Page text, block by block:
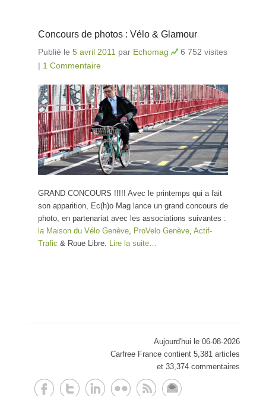
Concours de photos : Vélo & Glamour
Publié le 5 avril 2011 par Echomag
6 752 visites
| 1 Commentaire
GRAND CONCOURS !!!!! Avec le printemps qui a fait
son apparition, Ec(h)o Mag lance un grand concours de
photo, en partenariat avec les associations suivantes :
la Maison du Vélo Genève, ProVelo Genève, Actif-
Trafic & Roue Libre. Lire la suite…
Aujourd'hui le 06-08-2026
Carfree France contient 5,381 articles
et 33,374 commentaires